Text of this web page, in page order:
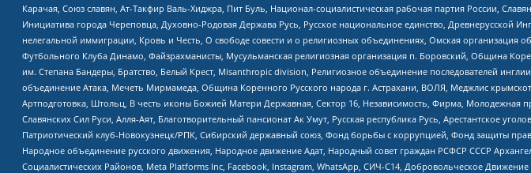
Карачая, Союз славян, Ат-Такфир Валь-Хиджра, Пит Буль, Национал-социалистическая рабочая партия России,
Инициатива города Череповца, Духовно-Родовая Держава Русь, Русское национальное единство, Древнерусской
нелегальной иммиграции, Кровь и Честь, О свободе совести и о религиозных объединениях, Омская организация
Футбольного Клуба Динамо, Файзрахманисты, Мусульманская религиозная организация п. Боровский, Община
им. Степана Бандеры, Братство, Белый Крест, Misanthropic division, Религиозное объединение последователей
объединение Атака, Мечеть Мирмамеда, Община Коренного Русского народа г. Астрахани, ВОЛЯ, Меджлис
Артподготовка, Штольц, В честь иконы Божией Матери Державная, Сектор 16, Независимость, Фирма,
Славянских Сил Руси, Алля-Аят, Благотворительный пансионат Ак Умут, Русская республика Русь, Арестантское
Патриотический клуб-Новокузнецк/РПК, Сибирский державный союз, Фонд борьбы с коррупцией, Фонд защиты
Народное объединение русского движения, Народное движение Адат, Народный совет граждан РСФСР СССР
Социалистических Районов, Meta Platforms Inc, Facebook, Instagram, WhatsApp, СИЧ-С14, Добровольческое